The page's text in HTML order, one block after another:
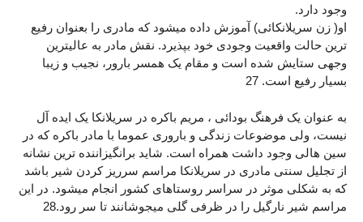
وجود دارد.
او( زن سریلانکائی) آموزش داده میشود که مادری را بعنوان رفیع
ترین حالت واقعیت وجودی خود بپذیرد. نقش مادر به عالیترین
وجهی ستایش شده است و مقام یک همسر بارور، نجیب و زیبا
بسیار رفیع است. 27
به عنوان یک فرهنگ بودائی ، مریم باکره در سریلانکا یک ایده آل
نیست، ولی موضوعات زندگی و باروری عموما با مادر باکره که در
سین هالی وجود داشت همراه است. شاید برانگیزاننده ترین نشانه
از تجلیل سنتی مادری در سریلانکا مراسم سرریز کردن شیر باشد
که به شکلی موثر در سراسر روستاهای کشور انجام میشود. در این
مراسم شیر نارگیل را در ظرفی گلی میجوشانند تا سر رود.28